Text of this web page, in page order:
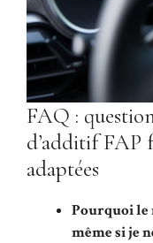
FAQ :
d’additif FAP
adaptées
Pourquoi le
même si je